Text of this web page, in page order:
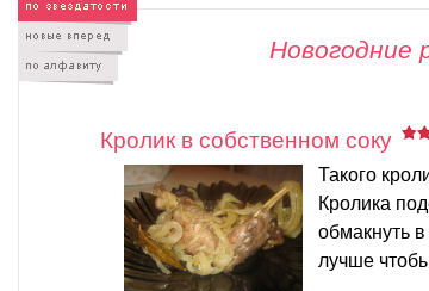
Новогодние
Кролик в собственном соку
Такого
Кролика
обмакнуть
лучше